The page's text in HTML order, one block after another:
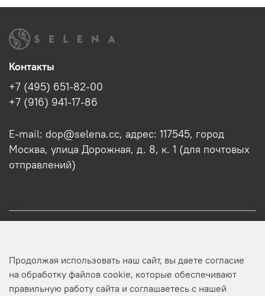
Оптовикам
Контакты
+7 (495) 651-82-00
+7 (916) 941-17-86
E-mail: dop@selena.cc, адрес: 117545, город
Москва, улица Дорожная, д. 8, к. 1 (для почтовых
отправлений)
Продолжая использовать наш сайт, вы даете согласие
на обработку файлов cookie, которые обеспечивают
правильную работу сайта и соглашаетесь с нашей